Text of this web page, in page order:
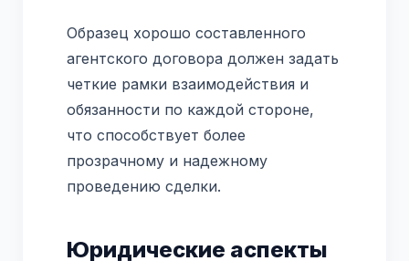
Образец хорошо составленного
агентского договора должен задать
четкие рамки взаимодействия и
обязанности по каждой стороне,
что способствует более
прозрачному и надежному
проведению сделки.
Юридические аспекты